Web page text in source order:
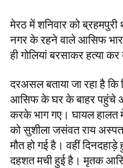
मेरठ में शनिवार को ब्रहमपुरी
नगर के रहने वाले आसिफ
ही गोलियां बरसाकर हत्या कर
दरअसल बताया जा रहा है कि
आसिफ के घर के बाहर पहुंचे
करके भाग गए। घायल
को सुशीला जसंवत राय
मौत हो गई है। वहीं
दहशत मची हुई है। मृतक